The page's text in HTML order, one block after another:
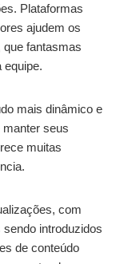
Plataformas
ajudem os
que fantasmas
equipe.
mais dinâmico e
seus
muitas
com
introduzidos
de conteúdo